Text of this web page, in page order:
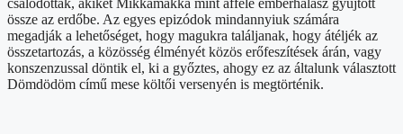
csalódottak, akiket Mikkamakka mint afféle emberhalász gyűjtött
össze az erdőbe. Az egyes epizódok mindannyiuk számára
megadják a lehetőséget, hogy magukra találjanak, hogy átéljék az
összetartozás, a közösség élményét közös erőfeszítések árán, vagy
konszenzussal döntik el, ki a győztes, ahogy ez az általunk választott
Dömdödöm című mese költői versenyén is megtörténik.